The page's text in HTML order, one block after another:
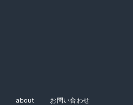
about お問い合わせ